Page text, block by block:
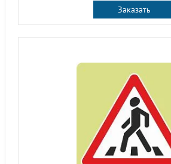
Заказать